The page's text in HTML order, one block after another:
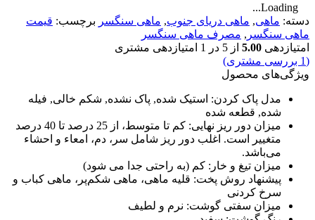
Loading...
دسته: ماهی, ماهی دریای جنوب, ماهی سنگسر برچسب: قیمت
ماهی سنگسر , مصرف ماهی سنگسر
امتیازدهی 5.00 از 5 در 1 امتیازدهی مشتری
(
1 بررسی مشتری)
ویژگی‌های محصول
مدل پاک کردن: استیک شده, پاک نشده, شکم خالی, فیله
شده, قطعه شده
میزان دور ریز نهایی:
کم تا متوسط، از 25 درصد تا 40 درصد
متغییر است. اغلب دور ریز شامل سر، دم، امعاء و احشاء
می‌باشد.
میزان تیغ و خار: کم (به راحتی جدا می شود)
پیشنهاد روش پخت: قلیه ماهی، ماهی شکم‌‌پر، ماهی کباب و
سرخ کردنی
میزان سفتی گوشت: نرم و لطیف